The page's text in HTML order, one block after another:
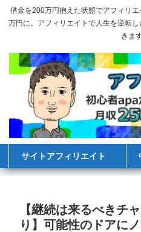
借金を200万円抱えた状態でアフィリ
万円に。アフィリエイトで人生を逆転
きま
サイトアフィリエイト
【継続は来るべきチ
り】可能性のドアに